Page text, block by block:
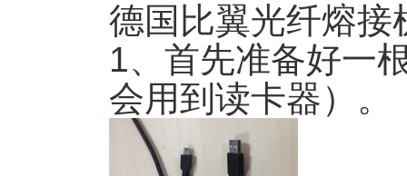
德国比翼光纤熔接
1、首先准备好一
会用到读卡器）。